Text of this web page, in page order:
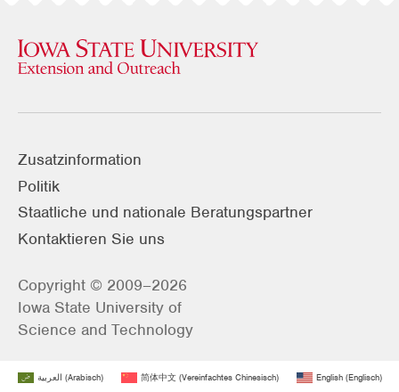
Zusatzinformation
Politik
Staatliche und nationale Beratungspartner
Kontaktieren Sie uns
Copyright © 2009–2026
Iowa State University of
Science and Technology
العربية (Arabisch) 简体中文(Vereinfachtes Chinesisch) English(Englisch)